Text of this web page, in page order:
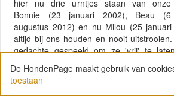
hier nu drie urntjes staan van onze
Bonnie (23 januari 2002), Beau (6
augustus 2012) en nu Milou (25
altijd bij ons houden en nooit
gedachte gespeeld om ze 'vrij' te
waxinelichtjes voor hen op het dressoir.
hebben we moeten laten gaan op 25
De HondenPage maakt gebruik van
toestaan